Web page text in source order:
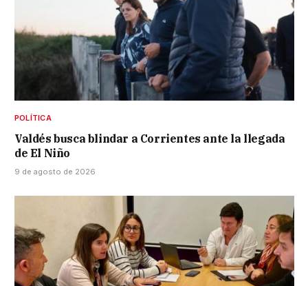
POLÍTICA
Valdés busca blindar a Corrientes ante la llegada
de El Niño
9 de agosto de 2026